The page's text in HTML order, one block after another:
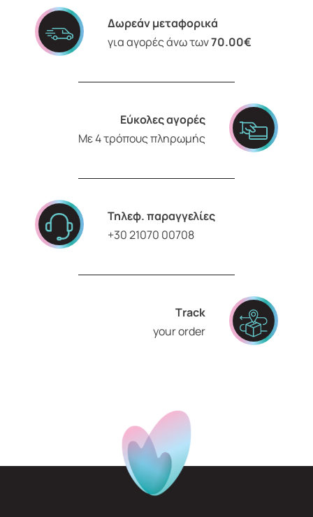
Δωρεάν μεταφορικά
για αγορές άνω των70.00€
Εύκολες αγορές
Με 4 τρόπους πληρωμής
Τηλεφ. παραγγελίες
+30 21070 00708
Τrack
your order